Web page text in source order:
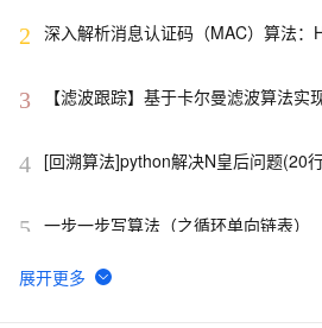
3关：区域四连通种子填充算法 第4关
2 深入解析消息认证码（MAC）算法：
3
【滤波跟踪】基于卡尔曼滤波算法实
4 [回溯算法]python解决N皇后问题(20
5 一步一步写算法（之循环单向链表）
6 图搜索算法详解